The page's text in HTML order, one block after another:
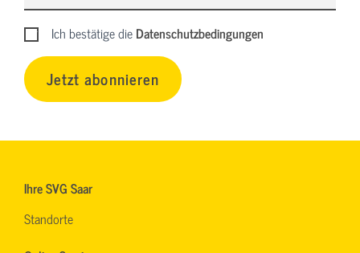
Ich bestätige dieDatenschutzbedingungen
Jetzt abonnieren
Ihre SVG Saar
Standorte